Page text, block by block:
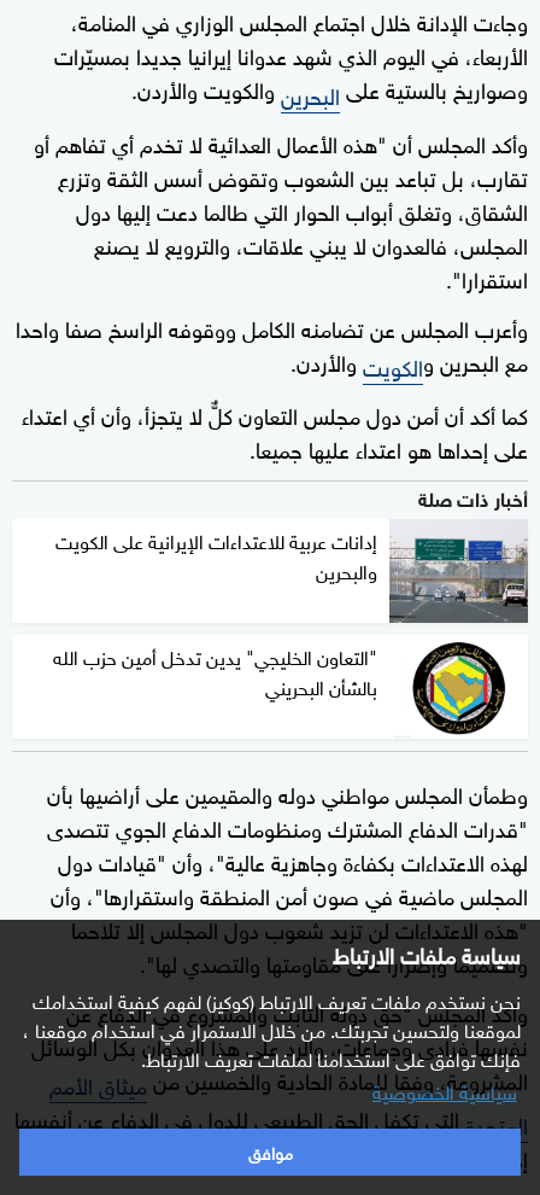
سياسة ملفات الارتباط
نحن نستخدم ملفات تعريف الارتباط (كوكيز) لفهم كيفية استخدامك
لموقعنا ولتحسين تجربتك. من خلال الاستمرار في استخدام موقعنا ،
فإنك توافق على استخدامنا لملفات تعريف الارتباط.
سياسية الخصوصية
موافق
وجاءت الإدانة خلال اجتماع المجلس الوزاري في المنامة،
الأربعاء، في اليوم الذي شهد عدوانا إيرانيا جديدا بمسيّرات
وصواريخ بالستية علىالبحرينوالكويت والأردن.
وأكد المجلس أن "هذه الأعمال العدائية لا تخدم أي تفاهم أو
تقارب، بل تباعد بين الشعوب وتقوض أسس الثقة وتزرع
الشقاق، وتغلق أبواب الحوار التي طالما دعت إليها دول
المجلس، فالعدوان لا يبني علاقات، والترويع لا يصنع
استقرارا".
وأعرب المجلس عن تضامنه الكامل ووقوفه الراسخ صفا واحدا
مع البحرين والكويتوالأردن.
كما أكد أن أمن دول مجلس التعاون كلٌّ لا يتجزأ، وأن أي اعتداء
على إحداها هو اعتداء عليها جميعا.
أخبار ذات صلة
إدانات عربية للاعتداءات الإيرانية على الكويت
والبحرين
"التعاون الخليجي" يدين تدخل أمين حزب الله
بالشأن البحريني
وطمأن المجلس مواطني دوله والمقيمين على أراضيها بأن
"قدرات الدفاع المشترك ومنظومات الدفاع الجوي تتصدى
لهذه الاعتداءات بكفاءة وجاهزية عالية"، وأن "قيادات دول
المجلس ماضية في صون أمن المنطقة واستقرارها"، وأن
"هذه الاعتداءات لن تزيد شعوب دول المجلس إلا تلاحما
وتصميما وإصرارا على مقاومتها والتصدي لها".
وأكد المجلس "حق دوله الثابت والمشروع في الدفاع عن
نفسها فرادى وجماعات، والرد على هذا العدوان بكل الوسائل
المشروعة، وفقا للمادة الحادية والخمسين منميثاق الأمم
المتحدةالتي تكفل الحق الطبيعي للدول في الدفاع عن أنفسها
إذا اعتدت قوة مسلحة عليها".